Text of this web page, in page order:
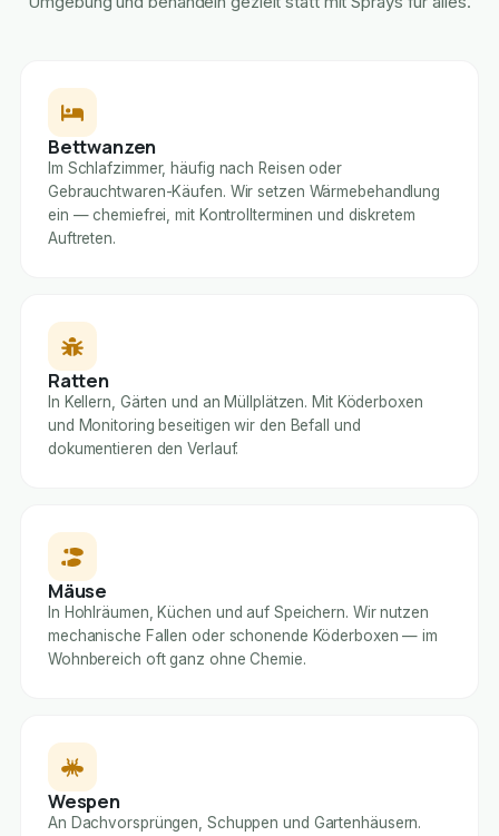
Bettwanzen
Im Schlafzimmer, häufig nach Reisen oder
Gebrauchtwaren-Käufen. Wir setzen Wärmebehandlung
ein — chemiefrei, mit Kontrollterminen und diskretem
Auftreten.
Ratten
In Kellern, Gärten und an Müllplätzen. Mit Köderboxen
und Monitoring beseitigen wir den Befall und
dokumentieren den Verlauf.
Mäuse
In Hohlräumen, Küchen und auf Speichern. Wir nutzen
mechanische Fallen oder schonende Köderboxen — im
Wohnbereich oft ganz ohne Chemie.
Wespen
An Dachvorsprüngen, Schuppen und Gartenhäusern.